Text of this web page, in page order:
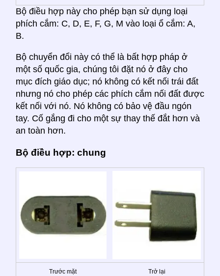
Bộ điều hợp này cho phép bạn sử dụng loại
phích cắm: C, D, E, F, G, M vào loại ổ cắm: A,
B.
Bộ chuyển đổi này có thể là bất hợp pháp ở
một số quốc gia, chúng tôi đặt nó ở đây cho
mục đích giáo dục; nó không có kết nối trái đất
nhưng nó cho phép các phích cắm nối đất được
kết nối với nó. Nó không có bảo vệ đầu ngón
tay. Cố gắng đi cho một sự thay thế đắt hơn và
an toàn hơn.
Bộ điều hợp: chung
Trước mặt Trở lại